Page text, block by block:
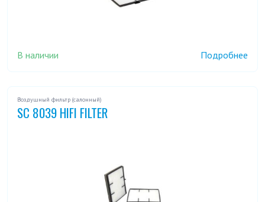
В наличии Подробнее
Воздушный фильтр (салонный)
SC 8039 HIFI FILTER